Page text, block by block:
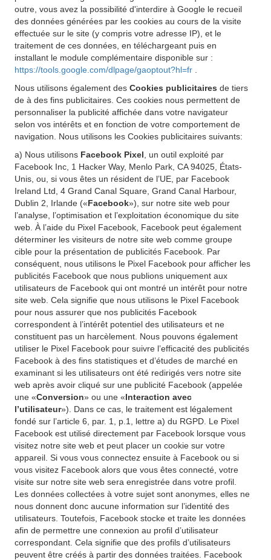
outre, vous avez la possibilité d'interdire à Google le recueil
des données générées par les cookies au cours de la visite
effectuée sur le site (y compris votre adresse IP), et le
traitement de ces données, en téléchargeant puis en
installant le module complémentaire disponible sur :
https://tools.google.com/dlpage/gaoptout?hl=fr
Nous utilisons également des Cookies publicitaires de tiers
de à des fins publicitaires. Ces cookies nous permettent de
personnaliser la publicité affichée dans votre navigateur
selon vos intérêts et en fonction de votre comportement de
navigation. Nous utilisons les Cookies publicitaires suivants:
a) Nous utilisons Facebook Pixel , un outil exploité par
Facebook Inc, 1 Hacker Way, Menlo Park, CA 94025, États-
Unis, ou, si vous êtes un résident de l’UE, par Facebook
Ireland Ltd, 4 Grand Canal Square, Grand Canal Harbour,
Dublin 2, Irlande («Facebook»), sur notre site web pour
l’analyse, l’optimisation et l’exploitation économique du site
web. À l’aide du Pixel Facebook, Facebook peut également
déterminer les visiteurs de notre site web comme groupe
cible pour la présentation de publicités Facebook. Par
conséquent, nous utilisons le Pixel Facebook pour afficher les
publicités Facebook que nous publions uniquement aux
utilisateurs de Facebook qui ont montré un intérêt pour notre
site web. Cela signifie que nous utilisons le Pixel Facebook
pour nous assurer que nos publicités Facebook
correspondent à l’intérêt potentiel des utilisateurs et ne
constituent pas un harcèlement. Nous pouvons également
utiliser le Pixel Facebook pour suivre l’efficacité des publicités
Facebook à des fins statistiques et d’études de marché en
examinant si les utilisateurs ont été redirigés vers notre site
web après avoir cliqué sur une publicité Facebook (appelée
une «Conversion» ou une «Interaction avec
l’utilisateur»). Dans ce cas, le traitement est légalement
fondé sur l’article 6, par. 1, p.1, lettre a) du RGPD. Le Pixel
Facebook est utilisé directement par Facebook lorsque vous
visitez notre site web et peut placer un cookie sur votre
appareil. Si vous vous connectez ensuite à Facebook ou si
vous visitez Facebook alors que vous êtes connecté, votre
visite sur notre site web sera enregistrée dans votre profil.
Les données collectées à votre sujet sont anonymes, elles ne
nous donnent donc aucune information sur l’identité des
utilisateurs. Toutefois, Facebook stocke et traite les données
afin de permettre une connexion au profil d’utilisateur
correspondant. Cela signifie que des profils d’utilisateurs
peuvent être créés à partir des données traitées. Facebook